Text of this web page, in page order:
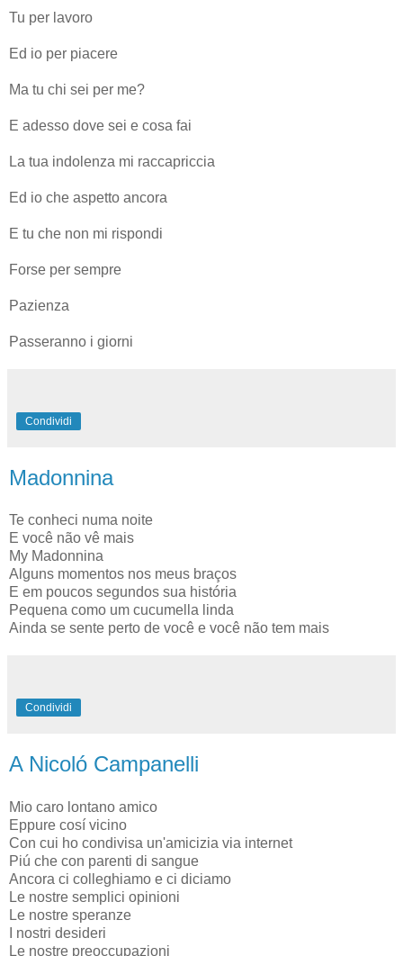
Tu per lavoro
Ed io per piacere
Ma tu chi sei per me?
E adesso dove sei e cosa fai
La tua indolenza mi raccapriccia
Ed io che aspetto ancora
E tu che non mi rispondi
Forse per sempre
Pazienza
Passeranno i giorni
Condividi
Madonnina
Te conheci numa noite
E você não vê mais
My Madonnina
Alguns momentos nos meus braços
E em poucos segundos sua história
Pequena como um cucumella linda
Ainda se sente perto de você e você não tem mais
Condividi
A Nicoló Campanelli
Mio caro lontano amico
Eppure cosí vicino
Con cui ho condivisa un'amicizia via internet
Piú che con parenti di sangue
Ancora ci colleghiamo e ci diciamo
Le nostre semplici opinioni
Le nostre speranze
I nostri desideri
Le nostre preoccupazioni